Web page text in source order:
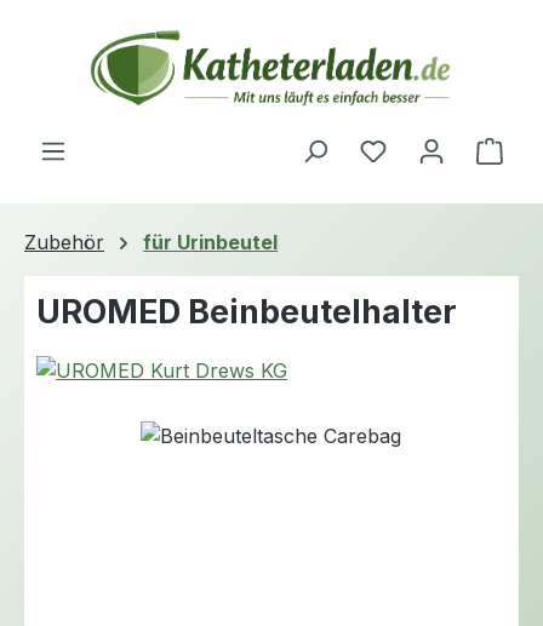
Zum Hauptinhalt springen
Du hast 0
Zubehör für Urinbeutel
UROMED Beinbeutelhalter
Bildergalerie überspringen